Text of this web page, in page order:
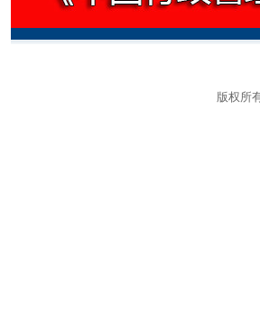
版权所